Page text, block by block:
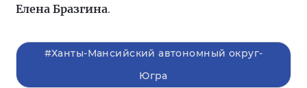
Елена Бразгина.
#Ханты-Мансийский автономный округ-
Югра